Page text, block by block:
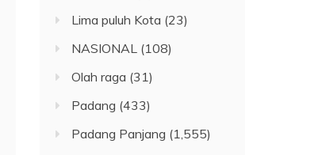
Lima puluh Kota (23)
NASIONAL (108)
Olah raga (31)
Padang (433)
Padang Panjang (1,555)